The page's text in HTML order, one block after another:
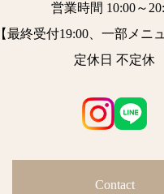
営業時間 10:00～
【最終受付19:00、一部メニ
定休日 不定休
Contact